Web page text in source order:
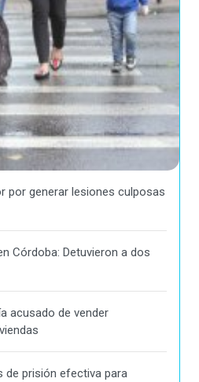
por generar lesiones culposas
Córdoba: Detuvieron a dos
acusado de vender
de prisión efectiva para